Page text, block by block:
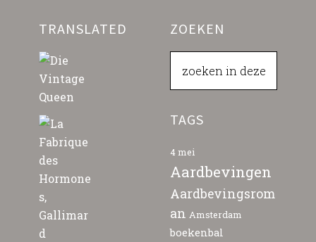
TRANSLATED ZOEKEN
TAGS
4 mei
Aardbevingen
Aardbevingsrom
an Amsterdam
boekenbal